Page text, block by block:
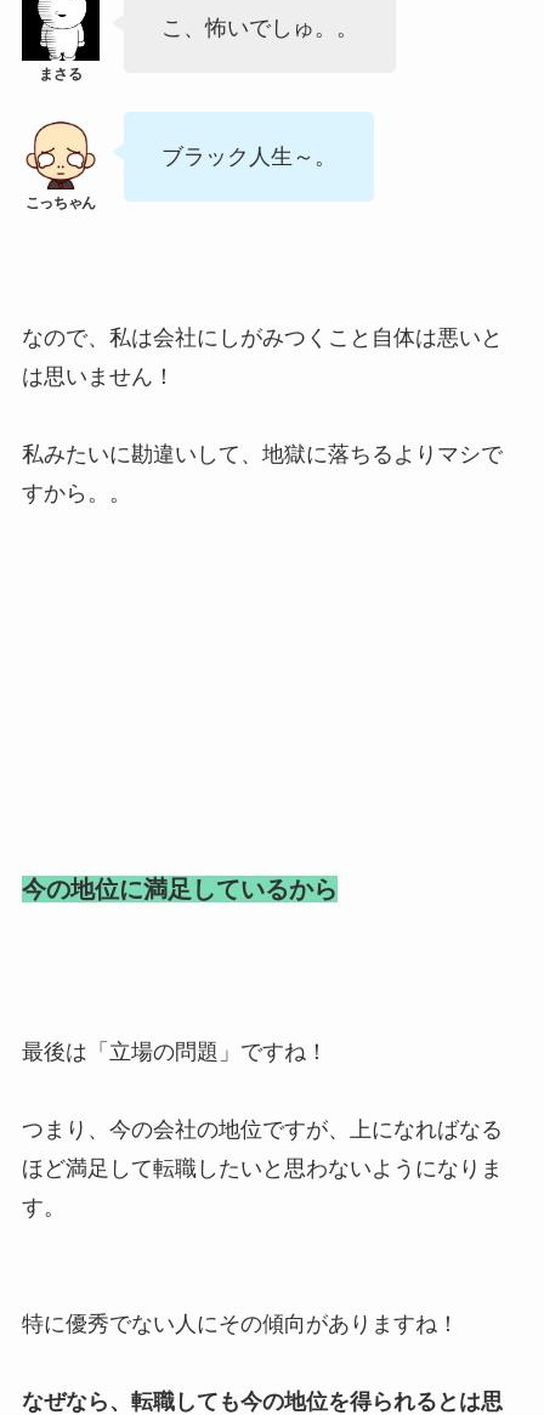
こ、怖いでしゅ。。
ブラック人生～。
なので、私は会社にしがみつくこと自体は悪いと
は思いません！
私みたいに勘違いして、地獄に落ちるよりマシで
すから。。
今の地位に満足しているから
最後は「立場の問題」ですね！
つまり、今の会社の地位ですが、上になればなる
ほど満足して転職したいと思わないようになりま
す。
特に優秀でない人にその傾向がありますね！
なぜなら、転職しても今の地位を得られるとは思